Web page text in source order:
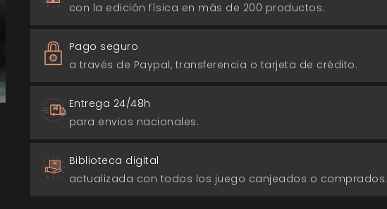
con la edición física en más de 200 productos.
Pago seguro
a través de Paypal, transferencia o tarjeta de crédito.
Entrega 24/48h
para envios nacionales.
Biblioteca digital
actualizada con todos los juego canjeados o comprados.